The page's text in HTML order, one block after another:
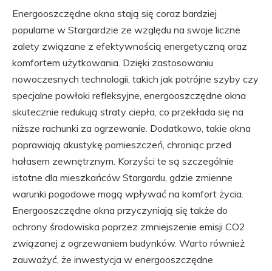
Energooszczędne okna stają się coraz bardziej
popularne w Stargardzie ze względu na swoje liczne
zalety związane z efektywnością energetyczną oraz
komfortem użytkowania. Dzięki zastosowaniu
nowoczesnych technologii, takich jak potrójne szyby czy
specjalne powłoki refleksyjne, energooszczędne okna
skutecznie redukują straty ciepła, co przekłada się na
niższe rachunki za ogrzewanie. Dodatkowo, takie okna
poprawiają akustykę pomieszczeń, chroniąc przed
hałasem zewnętrznym. Korzyści te są szczególnie
istotne dla mieszkańców Stargardu, gdzie zmienne
warunki pogodowe mogą wpływać na komfort życia.
Energooszczędne okna przyczyniają się także do
ochrony środowiska poprzez zmniejszenie emisji CO2
związanej z ogrzewaniem budynków. Warto również
zauważyć, że inwestycja w energooszczędne